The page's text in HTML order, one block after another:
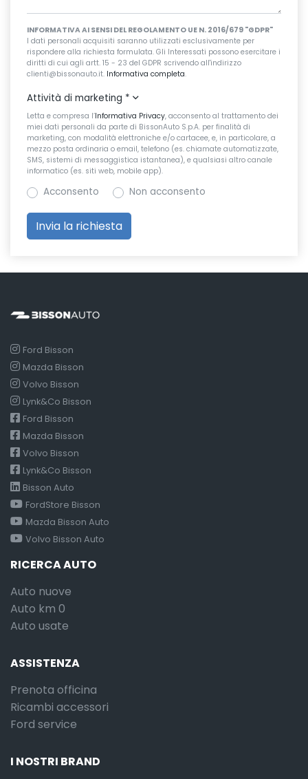
INFORMATIVA AI SENSI DEL REGOLAMENTO UE N. 2016/679 "GDPR"
I dati personali acquisiti saranno utilizzati esclusivamente per
rispondere alla richiesta formulata. Gli Interessati possono esercitare i
diritti di cui agli artt. 15 - 23 del GDPR scrivendo all'indirizzo
clienti@bissonauto.it. Informativa completa.
Attività di marketing *
Letta e compresa l’Informativa Privacy, acconsento al trattamento dei
miei dati personali da parte di BissonAuto S.p.A. per finalità di
marketing, con modalità elettroniche e/o cartacee, e, in particolare, a
mezzo posta ordinaria o email, telefono (es. chiamate automatizzate,
SMS, sistemi di messaggistica istantanea), e qualsiasi altro canale
informatico (es. siti web, mobile app).
Acconsento Non acconsento
Ford Bisson
Mazda Bisson
Volvo Bisson
Lynk&Co Bisson
Ford Bisson
Mazda Bisson
Volvo Bisson
Lynk&Co Bisson
Bisson Auto
FordStore Bisson
Mazda Bisson Auto
Volvo Bisson Auto
RICERCA AUTO
Auto nuove
Auto km 0
Auto usate
ASSISTENZA
Prenota officina
Ricambi accessori
Ford service
I NOSTRI BRAND